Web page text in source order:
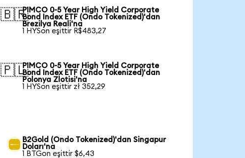
🇧🇷PIMCO 0-5 Year High Yield Corporate
Bond Index ETF (Ondo Tokenized)'dan
Brezilya Reali'na
1 HYSon eşittir R$483,27
🇵🇱PIMCO 0-5 Year High Yield Corporate
Bond Index ETF (Ondo Tokenized)'dan
Polonya Zlotisi'na
1 HYSon eşittir zł 352,29
B2Gold (Ondo Tokenized)'dan Singapur
Doları'na
1 BTGon eşittir $6,43